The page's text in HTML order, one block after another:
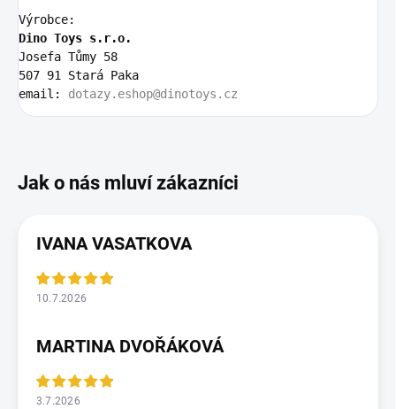
Výrobce:
Dino Toys s.r.o.
Josefa Tůmy 58
507 91 Stará Paka
email: dotazy.eshop@dinotoys.cz
IVANA VASATKOVA
10.7.2026
MARTINA DVOŘÁKOVÁ
3.7.2026